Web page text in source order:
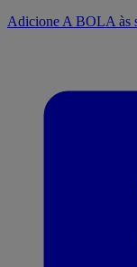
Adicione A BOLA às